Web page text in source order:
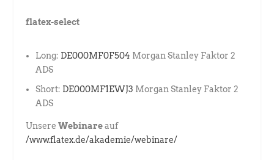
flatex-select
Long: DE000MF0F504 Morgan Stanley Faktor 2
ADS
Short: DE000MF1EWJ3 Morgan Stanley Faktor 2
ADS
UnsereWebinareauf
/www.flatex.de/akademie/webinare/